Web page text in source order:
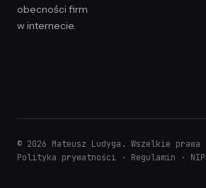
obecności firm
w internecie.
© 2026 Mateusz Ludyga. Wszelkie prawa
Polityka prywatności · Regulamin ·